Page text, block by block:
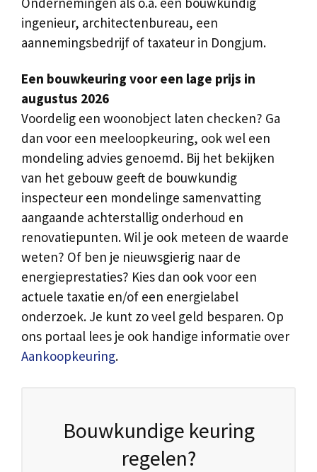
ingenieur, architectenbureau, een
aannemingsbedrijf of taxateur in Dongjum.
Een bouwkeuring voor een lage prijs in
augustus 2026
Voordelig een woonobject laten checken? Ga
dan voor een meeloopkeuring, ook wel een
mondeling advies genoemd. Bij het bekijken
van het gebouw geeft de bouwkundig
inspecteur een mondelinge samenvatting
aangaande achterstallig onderhoud en
renovatiepunten. Wil je ook meteen de waarde
weten? Of ben je nieuwsgierig naar de
energieprestaties? Kies dan ook voor een
actuele taxatie en/of een energielabel
onderzoek. Je kunt zo veel geld besparen. Op
ons portaal lees je ook handige informatie over
Aankoopkeuring.
Bouwkundige keuring
regelen?